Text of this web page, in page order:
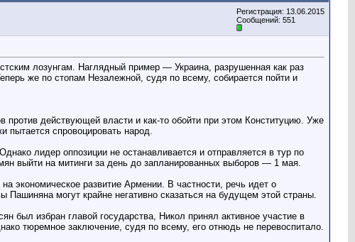
Регистрация: 13.06.2015
Сообщений: 551
лозунгам. Наглядный пример — Украина, разрушенная как раз
же по стопам Незалежной, судя по всему, собирается пойти и
против действующей власти и как-то обойти при этом Конституцию. Уже
пытается спровоцировать народ.
лидер оппозиции не останавливается и отправляется в тур по
выйти на митинги за день до запланированных выборов — 1 мая.
экономическое развитие Армении. В частности, речь идет о
могут крайне негативно сказаться на будущем этой страны.
был избран главой государства, Никол принял активное участие в
тюремное заключение, судя по всему, его отнюдь не перевоспитало.